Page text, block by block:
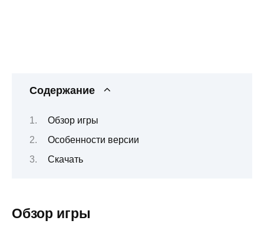
Содержание
Обзор игры
Особенности версии
Скачать
Обзор игры